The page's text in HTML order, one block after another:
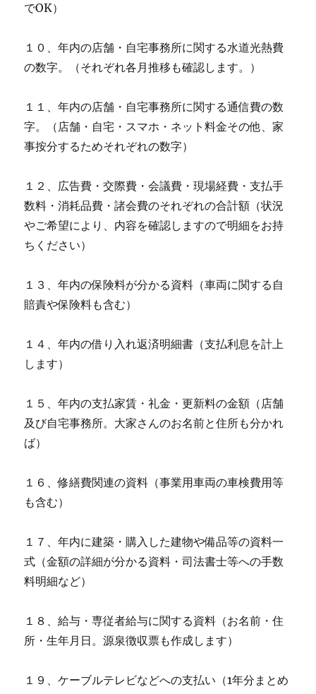
でOK）
１０、年内の店舗・自宅事務所に関する水道光熱費
の数字。（それぞれ各月推移も確認します。）
１１、年内の店舗・自宅事務所に関する通信費の数
字。（店舗・自宅・スマホ・ネット料金その他、家
事按分するためそれぞれの数字）
１２、広告費・交際費・会議費・現場経費・支払手
数料・消耗品費・諸会費のそれぞれの合計額（状況
やご希望により、内容を確認しますので明細をお持
ちください）
１３、年内の保険料が分かる資料（車両に関する自
賠責や保険料も含む）
１４、年内の借り入れ返済明細書（支払利息を計上
します）
１５、年内の支払家賃・礼金・更新料の金額（店舗
及び自宅事務所。大家さんのお名前と住所も分かれ
ば）
１６、修繕費関連の資料（事業用車両の車検費用等
も含む）
１７、年内に建築・購入した建物や備品等の資料一
式（金額の詳細が分かる資料・司法書士等への手数
料明細など）
１８、給与・専従者給与に関する資料（お名前・住
所・生年月日。源泉徴収票も作成します）
１９、ケーブルテレビなどへの支払い（1年分まとめ